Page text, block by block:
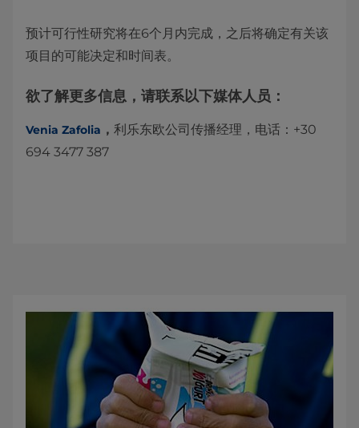
预计可行性研究将在6个月内完成，之后将确定有关该
项目的可能决定和时间表。
欲了解更多信息，请联系以下媒体人员：
Venia Zafolia ， 利乐东欧公司传播经理，电话：+30
694 3477 387